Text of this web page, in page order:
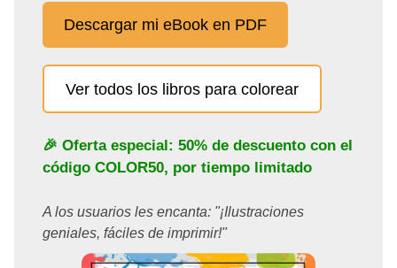
Descargar mi eBook en PDF
Ver todos los libros para colorear
🎉 Oferta especial: 50% de descuento con el
código COLOR50, por tiempo limitado
A los usuarios les encanta: "¡Ilustraciones
geniales, fáciles de imprimir!"